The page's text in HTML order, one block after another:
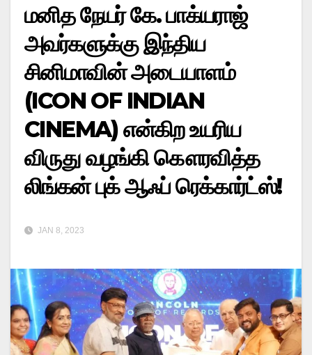
மனித நேயர் கே. பாக்யராஜ்
அவர்களுக்கு இந்திய
சினிமாவின் அடையாளம்
(ICON OF INDIAN
CINEMA) என்கிற உயரிய
விருது வழங்கி கௌரவித்த
லிங்கன் புக் ஆஃப் ரெக்கார்ட்ஸ்!
JAN 8, 2023